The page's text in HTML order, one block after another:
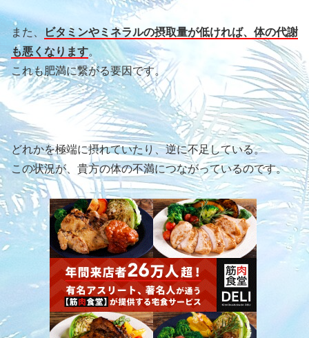
また、
ビタミンやミネラルの摂取量が低ければ、体の代謝
も悪くなります。
これも肥満に繋がる要因です。
どれかを極端に摂れていたり、逆に不足している。
この状況が、貴方の体の不満につながっているのです。